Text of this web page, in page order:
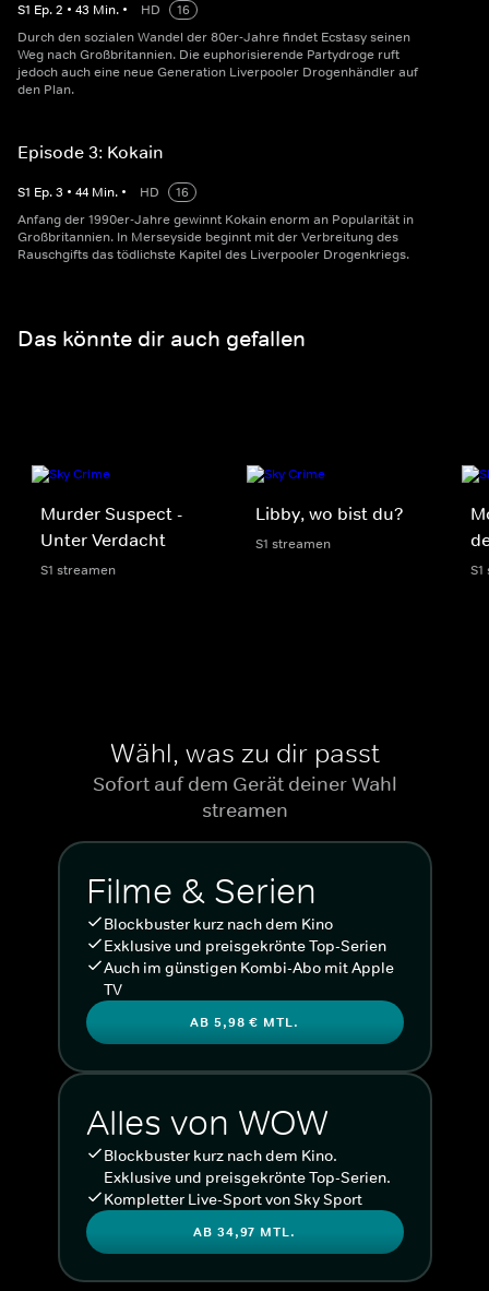
S1 Ep.2 • 43 Min. • HD
16
Durch den sozialen Wandel der 80er-Jahre findet Ecstasy seinen
Weg nach Großbritannien. Die euphorisierende Partydroge ruft
jedoch auch eine neue Generation Liverpooler Drogenhändler auf
den Plan.
Episode 3: Kokain
S1 Ep.3 • 44 Min. • HD
16
Anfang der 1990er-Jahre gewinnt Kokain enorm an Popularität in
Großbritannien. In Merseyside beginnt mit der Verbreitung des
Rauschgifts das tödlichste Kapitel des Liverpooler Drogenkriegs.
Das könnte dir auch gefallen
Murder Suspect -
Unter Verdacht
S1 streamen
Libby, wo bist du?
S1 streamen
Wähl, was zu dir passt
Sofort auf dem Gerät deiner Wahl
streamen
Filme & Serien
Blockbuster kurz nach dem Kino
Exklusive und preisgekrönte Top-Serien
Auch im günstigen Kombi-Abo mit Apple
TV
AB 5,98 € MTL.
Alles von WOW
Blockbuster kurz nach dem Kino.
Exklusive und preisgekrönte Top-Serien.
Kompletter Live-Sport von Sky Sport
AB 34,97 MTL.